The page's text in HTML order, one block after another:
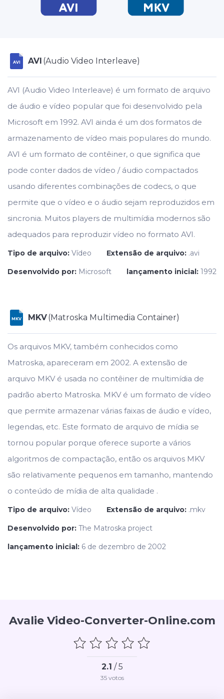
AVI AVI (Audio Video Interleave)
AVI (Audio Video Interleave) é um formato de arquivo
de áudio e vídeo popular que foi desenvolvido pela
Microsoft em 1992. AVI ainda é um dos formatos de
armazenamento de vídeo mais populares do mundo.
AVI é um formato de contêiner, o que significa que
pode conter dados de vídeo / áudio compactados
usando diferentes combinações de codecs, o que
permite que o vídeo e o áudio sejam reproduzidos em
sincronia. Muitos players de multimídia modernos são
adequados para reproduzir vídeo no formato AVI.
Tipo de arquivo: Vídeo Extensão de arquivo: .avi
Desenvolvido por: Microsoft lançamento inicial: 1992
MKV MKV(Matroska Multimedia Container)
Os arquivos MKV, também conhecidos como
Matroska, apareceram em 2002. A extensão de
arquivo MKV é usada no contêiner de multimídia de
padrão aberto Matroska. MKV é um formato de vídeo
que permite armazenar várias faixas de áudio e vídeo,
legendas, etc. Este formato de arquivo de mídia se
tornou popular porque oferece suporte a vários
algoritmos de compactação, então os arquivos MKV
são relativamente pequenos em tamanho, mantendo
o conteúdo de mídia de alta qualidade .
Tipo de arquivo: Vídeo Extensão de arquivo: .mkv
Desenvolvido por: The Matroska project
lançamento inicial: 6 de dezembro de 2002
Avalie Video-Converter-Online.com
2.1 / 5
35votos